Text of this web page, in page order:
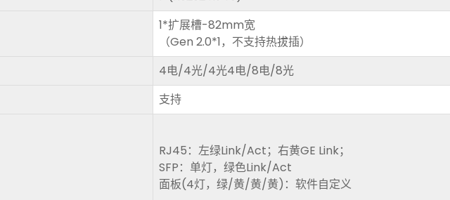
1*扩展槽-82mm宽
（Gen 2.0*1，不支持热拔插）
4电/4光/4光4电/8电/8光
支持
RJ45：左绿Link/Act；右黄GE Link；
SFP：单灯，绿色Link/Act
面板(4灯，绿/黄/黄/黄)：软件自定义